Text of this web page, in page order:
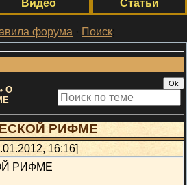
Видео Статьи
форума · Поиск;
О
РИФМЕ
16:16]
РИФМЕ